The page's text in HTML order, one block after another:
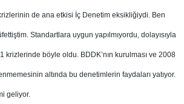
de ana etkisi İç Denetim eksikliğiydi. Ben
Standartlara uygun yapılmıyordu, dolayısıyla
krizlerinde böyle oldu. BDDK’nın kurulması ve 2008
altında bu denetimlerin faydaları yatıyor.
geliyor.